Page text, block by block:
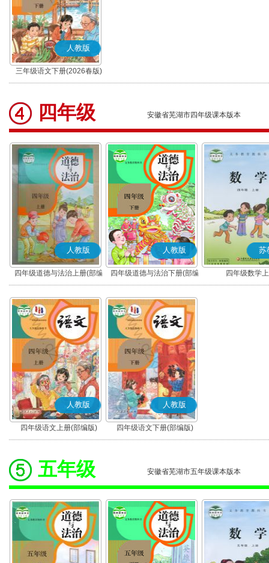
人教版
三年级语文下册(2026春版)
(部编版)
四年级 安徽省芜湖市四年级课本版本
人教版
四年级道德与法治上册(部编
版)
人教版
四年级道德与法治下册(部编
版)
苏
四年级数学
人教版
四年级语文上册(部编版)
人教版
四年级语文下册(部编版)
五年级 安徽省芜湖市五年级课本版本